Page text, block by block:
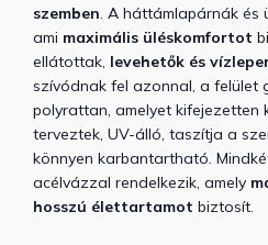
szemben. A háttámlapárnák és
ami maximális üléskomfortot
ellátottak, levehetők és
szívódnak fel azonnal, a felület
polyrattan, amelyet kifejezetten
terveztek, UV-álló, taszítja a
könnyen karbantartható.
acélvázzal rendelkezik, amely
hosszú élettartamot biztosít.